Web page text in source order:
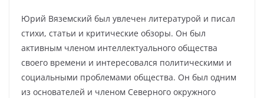
Юрий Вяземский был увлечен литературой и писал
стихи, статьи и критические обзоры. Он был
активным членом интеллектуального общества
своего времени и интересовался политическими и
социальными проблемами общества. Он был одним
из основателей и членом Северного окружного